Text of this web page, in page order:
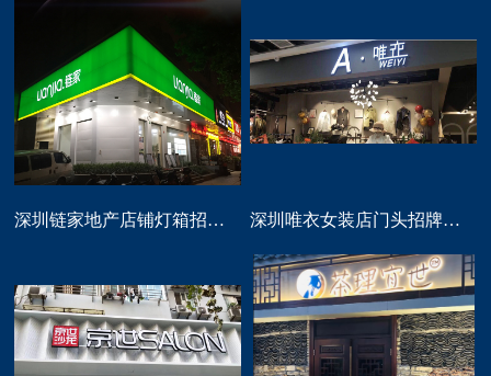
深圳链家地产店铺灯箱招牌定做 深圳唯衣女装店门头招牌设计制作